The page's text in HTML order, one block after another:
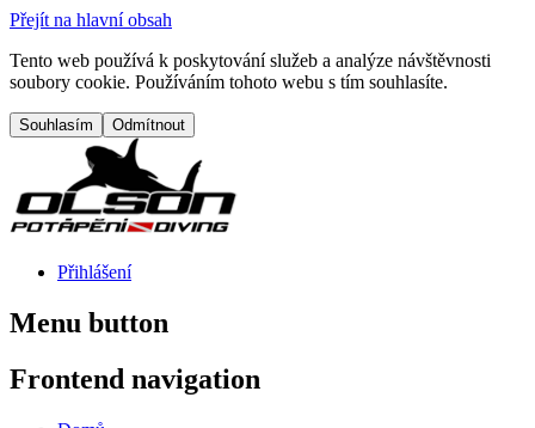
Přejít na hlavní obsah
Tento web používá k poskytování služeb a analýze návštěvnosti
soubory cookie. Používáním tohoto webu s tím souhlasíte.
Přihlášení
Menu button
Frontend navigation